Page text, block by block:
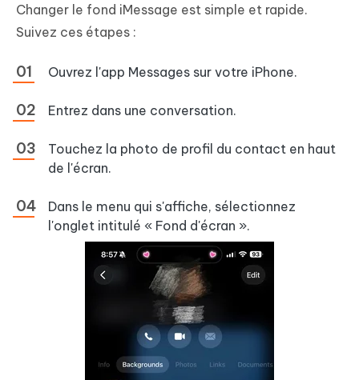
Changer le fond iMessage est simple et rapide.
Suivez ces étapes :
Ouvrez l'app Messages sur votre iPhone.
Entrez dans une conversation.
Touchez la photo de profil du contact en haut
de l'écran.
Dans le menu qui s'affiche, sélectionnez
l'onglet intitulé « Fond d'écran ».